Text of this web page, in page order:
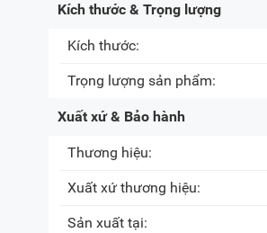
Kích thước & Trọng lượng
Kích thước:
Trọng lượng sản phẩm:
Xuất xứ & Bảo hành
Thương hiệu:
Xuất xứ thương hiệu:
Sản xuất tại: